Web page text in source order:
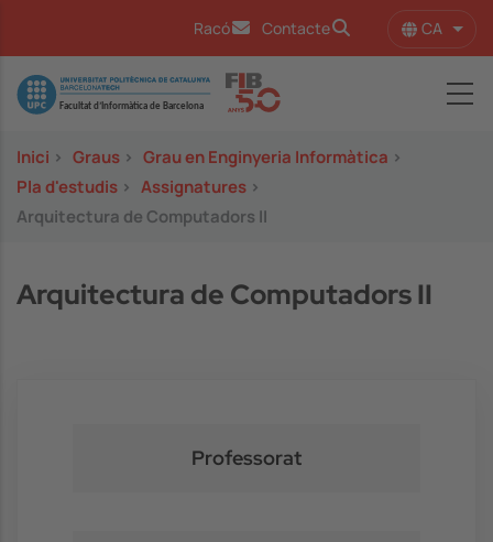
Racó Contacte CA
Image
Inici > Graus > Grau en Enginyeria Informàtica >
Pla d'estudis > Assignatures >
Arquitectura de Computadors II
Arquitectura de Computadors II
Professorat